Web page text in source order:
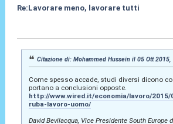
Re:Lavorare meno, lavorare tutti
Citazione di: Mohammed Hussein il 05 Ott 2015,
Come spesso accade, studi diversi dicono
portano a conclusioni opposte.
http://www.wired.it/economia/lavoro/
ruba-lavoro-uomo/
David Bevilacqua, Vice Presidente South Europe